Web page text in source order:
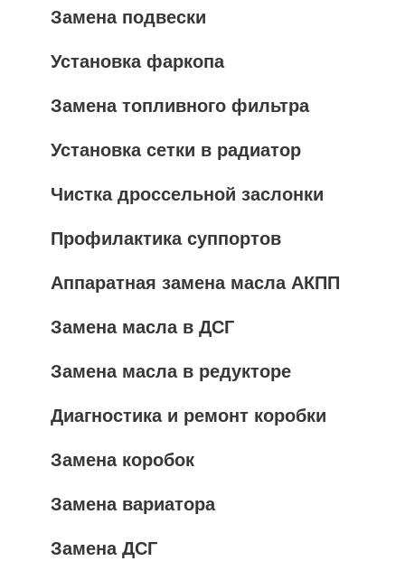
Замена подвески
Установка фаркопа
Замена топливного фильтра
Установка сетки в радиатор
Чистка дроссельной заслонки
Профилактика суппортов
Аппаратная замена масла АКПП
Замена масла в ДСГ
Замена масла в редукторе
Диагностика и ремонт коробки
Замена коробок
Замена вариатора
Замена ДСГ